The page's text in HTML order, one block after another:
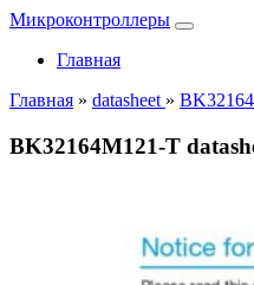
Микроконтроллеры
Главная
Главная » datasheet »
BK32164M121-T